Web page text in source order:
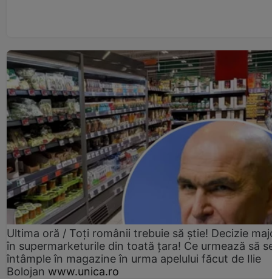
Ultima oră / Toți românii trebuie să știe! Decizie
în supermarketurile din toată țara! Ce urmează să
întâmple în magazine în urma apelului făcut de Ilie
Bolojan www.unica.ro